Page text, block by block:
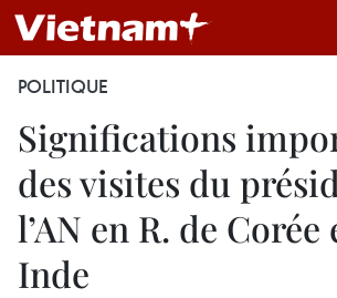
POLITIQUE
Significations
des visites du
l’AN en R. de Corée
Inde